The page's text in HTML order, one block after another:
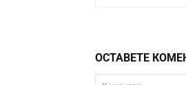
ОСТАВЕТЕ